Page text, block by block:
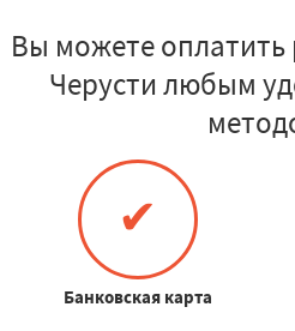
Вы можете оплатить
Черусти любым
✔
Банковская карта